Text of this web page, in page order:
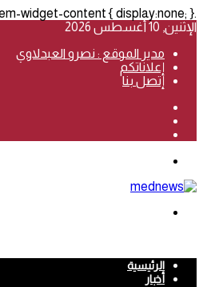
.stream-item-widget-content { display:none; }
الإثنين, 10 أغسطس 2026
مدير الموقع : نصرو العبدلاوي
إعلاناتكم
إتصل بنا
الرئيسية
أخبار